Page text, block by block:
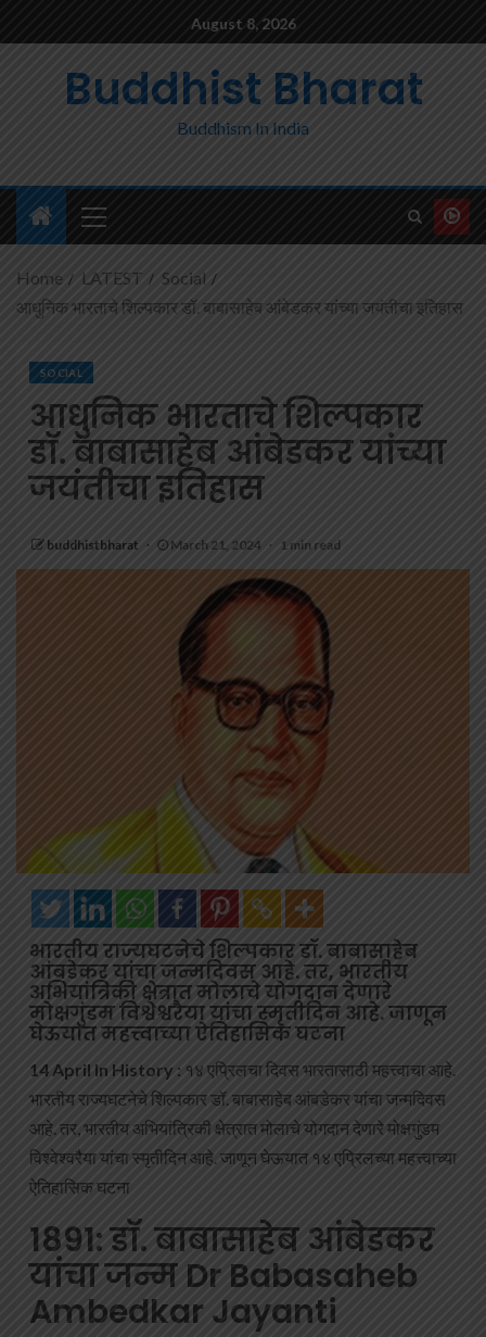
August 8, 2026
Buddhist Bharat
Buddhism In India
Home LATEST
Social
आधुनिक भारताचे शिल्पकार डॉ. बाबासाहेब आंबेडकर यांच्या जयंतीचा इतिहास
SOCIAL
आधुनिक भारताचे शिल्पकार
डॉ. बाबासाहेब आंबेडकर यांच्या
जयंतीचा इतिहास
buddhistbharat March 21, 2024 1 min read
भारतीय राज्यघटनेचे शिल्पकार डॉ. बाबासाहेब
आंबडेकर यांचा जन्मदिवस आहे. तर, भारतीय
अभियांत्रिकी क्षेत्रात मोलाचे योगदान देणारे
मोक्षगुंडम विश्वेश्वरैया यांचा स्मृतीदिन आहे. जाणून
घेऊयात महत्त्वाच्या ऐतिहासिक घटना
14 April In History : १४ एप्रिलचा दिवस भारतासाठी महत्त्वाचा आहे.
भारतीय राज्यघटनेचे शिल्पकार डॉ. बाबासाहेब आंबडेकर यांचा जन्मदिवस
आहे. तर, भारतीय अभियांत्रिकी क्षेत्रात मोलाचे योगदान देणारे मोक्षगुंडम
विश्वेश्वरैया यांचा स्मृतीदिन आहे. जाणून घेऊयात १४ एप्रिलच्या महत्त्वाच्या
ऐतिहासिक घटना
1891: डॉ. बाबासाहेब आंबेडकर
यांचा जन्म Dr Babasaheb
Ambedkar Jayanti